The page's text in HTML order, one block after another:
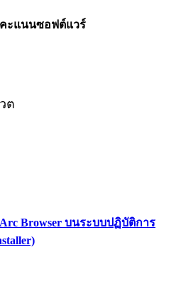
ะแนนซอฟต์แวร์
ต
Browser บนระบบปฏิบัติการ